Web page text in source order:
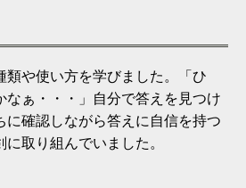
類や使い方を学びました。「ひ
なぁ・・・」自分で答えを見つけ
に確認しながら答えに自信を持つ
取り組んでいました。